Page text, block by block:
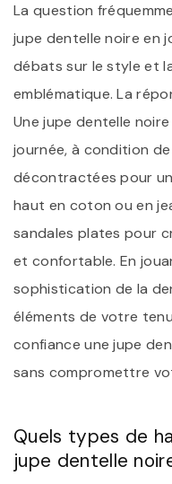
La question
jupe dentelle noire en
débats sur le style et
emblématique. La
Une jupe dentelle
journée, à condition
décontractées pour
haut en coton ou en
sandales plates pour
et confortable. En
sophistication de la
éléments de votre
confiance une jupe
sans compromettre
Quels types de
jupe dentelle